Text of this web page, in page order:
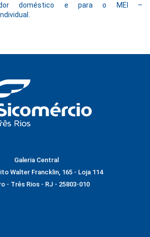
doméstico e para o MEI –
Galeria Central
Walter Francklin, 165 - Loja 114
- Três Rios - RJ - 25803-010